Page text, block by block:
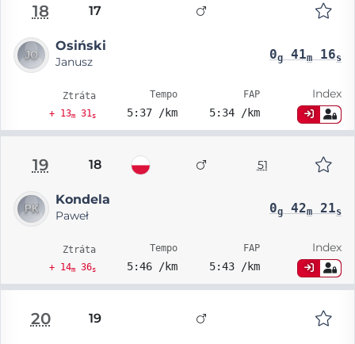
18 17
Osiński
Janusz 0g41m16s
Ztráta
+ 13m31s
Tempo
5:37 /km
FAP
5:34 /km
Index
19 18 51
Kondela
Paweł 0g42m21s
Ztráta
+ 14m36s
Tempo
5:46 /km
FAP
5:43 /km
Index
20 19